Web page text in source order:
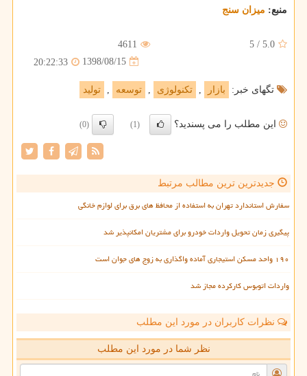
منبع: میزان سنج
5.0
/
5
4611
1398/08/15
20:22:33
تگهای خبر: بازار تكنولوژی توسعه تولید
این مطلب را می پسندید؟ (1)
(0)
جدیدترین ترین مطالب مرتبط
سفارش استاندارد تهران به استفاده از محافظ های برق برای لوازم خانگی
پیگیری زمان تحویل واردات خودرو برای مشتریان امکانپذیر شد
۱۹۰ واحد مسکن استیجاری آماده واگذاری به زوج های جوان است
واردات اتوبوس کارکرده مجاز شد
نظرات کاربران در مورد این مطلب
نظر شما در مورد این مطلب